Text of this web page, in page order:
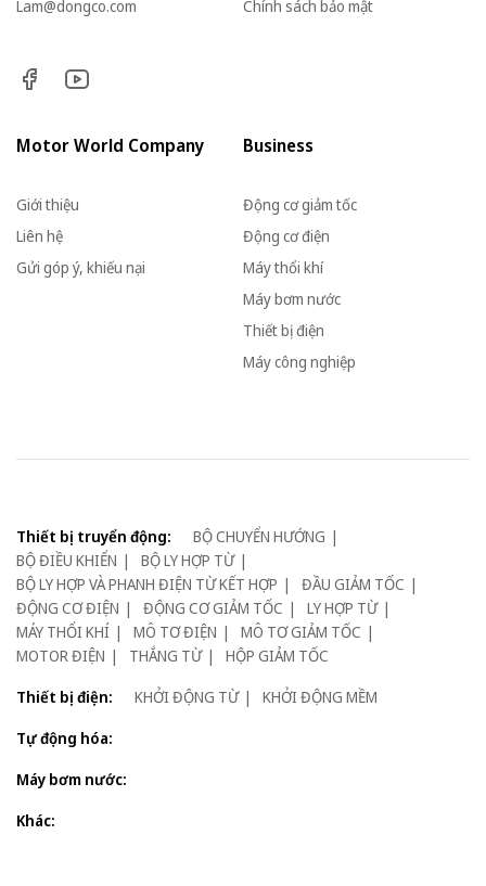
Lam@dongco.com
Chính sách bảo mật
Motor World Company
Giới thiệu
Liên hệ
Gửi góp ý, khiếu nại
Business
Động cơ giảm tốc
Động cơ điện
Máy thổi khí
Máy bơm nước
Thiết bị điện
Máy công nghiệp
Thiết bị truyển động:
BỘ CHUYỂN HƯỚNG
BỘ ĐIỀU KHIỂN
BỘ LY HỢP TỪ
BỘ LY HỢP VÀ PHANH ĐIỆN TỪ KẾT HỢP
ĐẦU GIẢM TỐC
ĐỘNG CƠ ĐIỆN
ĐỘNG CƠ GIẢM TỐC
LY HỢP TỪ
MÁY THỔI KHÍ
MÔ TƠ ĐIỆN
MÔ TƠ GIẢM TỐC
MOTOR ĐIỆN
THẮNG TỪ
HỘP GIẢM TỐC
Thiết bị điện:
KHỞI ĐỘNG TỪ
KHỞI ĐỘNG MỀM
Tự động hóa:
Máy bơm nước:
Khác: